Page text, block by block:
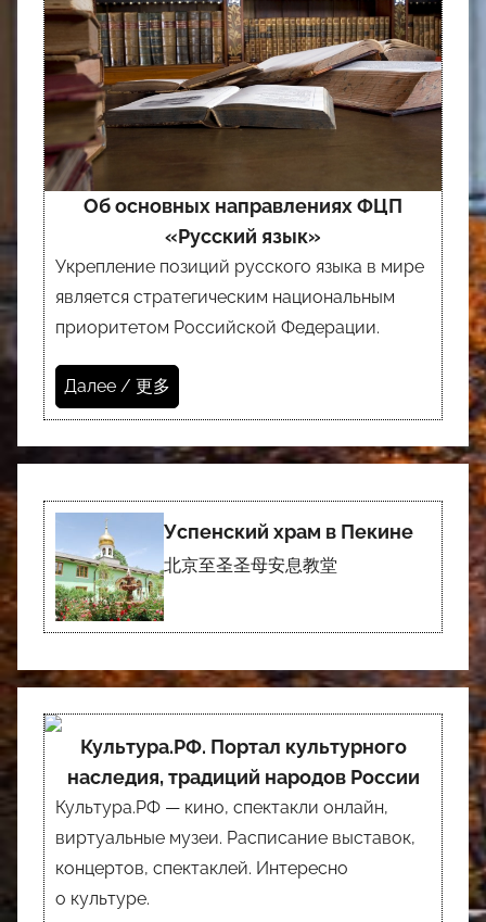
Об основных направлениях ФЦП
«Русский язык»
Укрепление позиций русского языка в мире
является стратегическим национальным
приоритетом Российской Федерации.
Далее / 更多
Успенский храм в Пекине
北京至圣圣母安息教堂
Культура.РФ. Портал культурного
наследия, традиций народов России
Культура.РФ — кино, спектакли онлайн,
виртуальные музеи. Расписание выставок,
концертов, спектаклей. Интересно
о культуре.